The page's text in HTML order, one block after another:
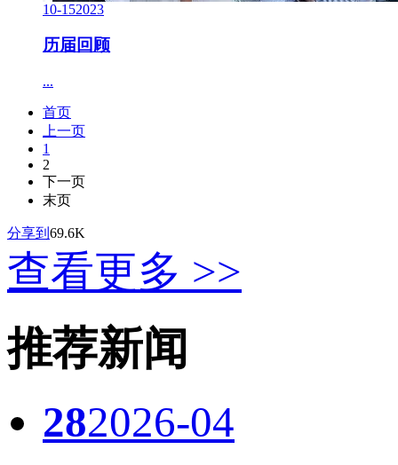
10-152023
历届回顾
...
首页
上一页
1
2
下一页
末页
分享到 69.6K
查看更多 >>
推荐新闻
282026-04